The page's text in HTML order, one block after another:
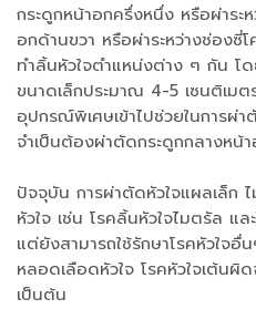
กระดูกหน้าอกครึ่งหนึ่ง หรือผ่าระ
อกด้านขวา หรือผ่าระหว่างช่องซี่โ
ทำลิ้นหัวใจตำแหน่งต่าง ๆ กัน
ขนาดเล็กประมาณ 4-5 เซนติเมต
อุปกรณ์พิเศษเข้าไปช่วยในการผ่
จำเป็นต้องผ่าตัดกระดูกกลางหน้
ปัจจุบัน การผ่าตัดหัวใจแผลเล็ก ไ
หัวใจ เช่น โรคลิ้นหัวใจไมตรัล แ
แต่ยังสามารถใช้รักษาโรคหัวใจ
หลอดเลือดหัวใจ โรคหัวใจเต้นผิด
เป็นต้น